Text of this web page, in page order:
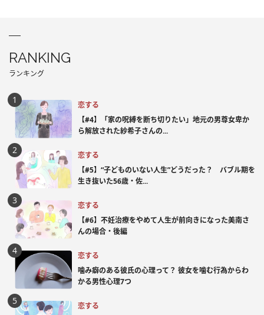
RANKING
ランキング
恋する
【#4】「家の呪縛を断ち切りたい」地元の男尊女卑か
ら解放された紗希子さんの...
恋する
【#5】“子どものいない人生”どうだった？ バブル期を
生き抜いた56歳・佐...
恋する
【#6】不妊治療をやめて人生が前向きになった美南さ
んの場合・後編
恋する
噛み癖のある彼氏の心理って？ 彼女を噛む行為からわ
かる男性心理7つ
恋する